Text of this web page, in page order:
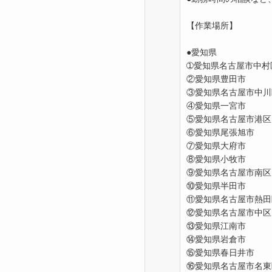
【作業場所】
●愛知県
➀愛知県名古屋市中村
②愛知県豊田市
③愛知県名古屋市中
④愛知県一宮市
⑤愛知県名古屋市港区
⑥愛知県尾張旭市
⑦愛知県大府市
⑧愛知県小牧市
⑨愛知県名古屋市南区
⑩愛知県半田市
⑪愛知県名古屋市熱
⑫愛知県名古屋市中区
⑬愛知県江南市
⑭愛知県岩倉市
⑮愛知県春日井市
⑯愛知県名古屋市名